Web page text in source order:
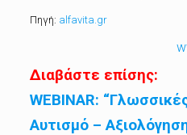
Πηγή: alfavita.gr
Διαβάστε επίσης:
WEBINAR:
Αυτισμό –